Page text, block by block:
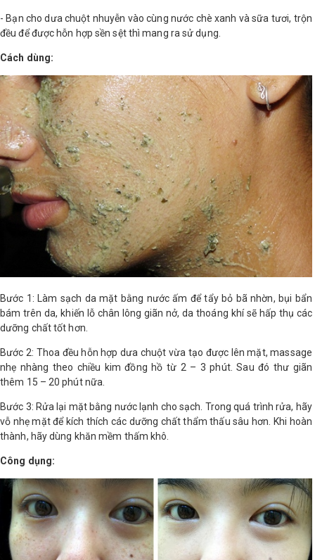
- Bạn cho dưa chuột nhuyễn vào cùng nước chè xanh và sữa tươi, trộn
đều để được hỗn hợp sền sệt thì mang ra sử dụng.
Cách dùng:
Bước 1: Làm sạch da mặt bằng nước ấm để tẩy bỏ bã nhờn, bụi bẩn
bám trên da, khiến lỗ chân lông giãn nở, da thoáng khí sẽ hấp thụ các
dưỡng chất tốt hơn.
Bước 2: Thoa đều hỗn hợp dưa chuột vừa tạo được lên mặt, massage
nhẹ nhàng theo chiều kim đồng hồ từ 2 – 3 phút. Sau đó thư giãn
thêm 15 – 20 phút nữa.
Bước 3: Rửa lại mặt bằng nước lạnh cho sạch. Trong quá trình rửa, hãy
vỗ nhẹ mặt để kích thích các dưỡng chất thẩm thấu sâu hơn. Khi hoàn
thành, hãy dùng khăn mềm thấm khô.
Công dụng: